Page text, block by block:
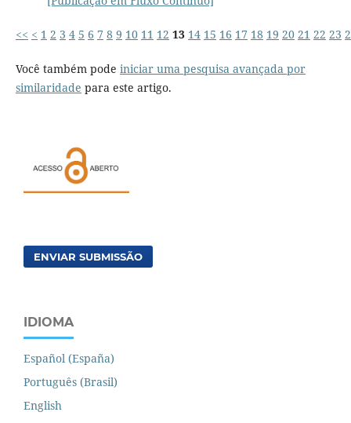
<< < 1 2 3 4 5 6 7 8 9 10 11 12 13 14 15 16 17 18 19 20 21 22 23
Você também pode iniciar uma pesquisa avançada por
similaridade para este artigo.
ENVIAR SUBMISSÃO
IDIOMA
Español (España)
Português (Brasil)
English